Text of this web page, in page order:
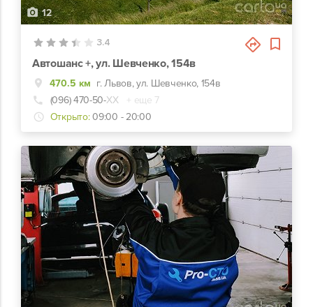
12
3.4
Автошанс +, ул. Шевченко, 154в
470.5 км г. Львов, ул. Шевченко, 154в
(096) 470-50-ХХ
+ еще 7
Открыто: 09:00 - 20:00